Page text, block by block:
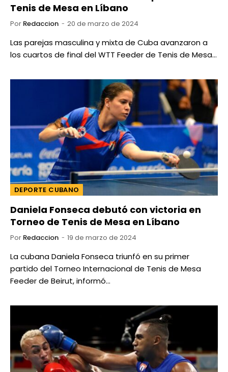
Tenis de Mesa en Líbano
Por Redaccion 20 de marzo de 2024
Las parejas masculina y mixta de Cuba avanzaron a
los cuartos de final del WTT Feeder de Tenis de Mesa…
DEPORTE CUBANO
Daniela Fonseca debutó con victoria en
Torneo de Tenis de Mesa en Líbano
Por Redaccion 19 de marzo de 2024
La cubana Daniela Fonseca triunfó en su primer
partido del Torneo Internacional de Tenis de Mesa
Feeder de Beirut, informó…